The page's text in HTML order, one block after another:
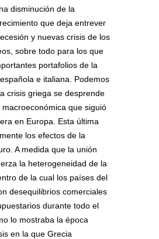
disminución de la
que deja entrever
y nuevas crisis de los
sobre todo para los que
portafolios de la
e italiana. Podemos
crisis griega se desprende
que siguió
en Europa. Esta última
los efectos de la
A medida que la unión
la heterogeneidad de la
de la cual los países del
desequilibrios comerciales
durante todo el
lo mostraba la época
en la que Grecia